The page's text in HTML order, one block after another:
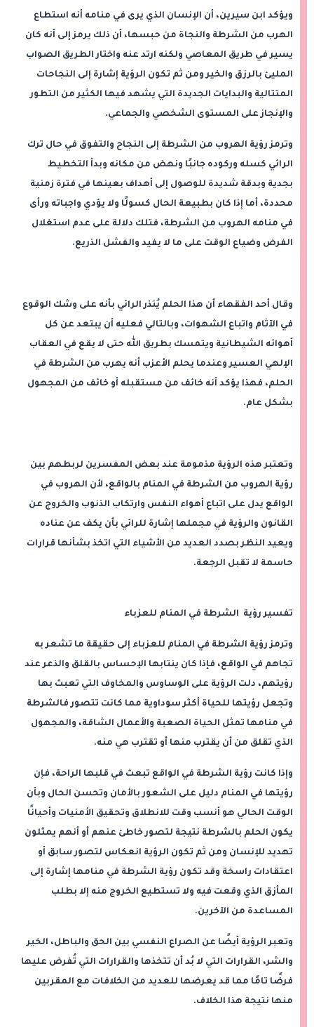
ويؤكد ابن سيرين، أن الإنسان الذي يرى في منامه أنه استطاع
الهرب من الشرطة والنجاة من حبسها، أن ذلك يرمز إلى أنه كان
يسير في طريق المعاصي ولكنه ارتد عنه واختار الطريق الصواب
المليئ بالرزق والخير ومن ثم تكون الرؤية إشارة إلى النجاحات
المتتالية والبدايات الجديدة التي يشهد فيها الكثير من التطور
والإنجاز على المستوى الشخصي والجماعي.
وترمز رؤية الهروب من الشرطة إلى النجاح والتفوق في حال ترك
الرائي كسله وركوده جانبًا ونهض من مكانه وبدأ التخطيط
بجدية وبدقة شديدة للوصول إلى أهداف بعينها في فترة زمنية
محددة، أما إذا كان بطبيعة الحال كسولًا ولا يؤدي واجباته ورأى
في منامه الهروب من الشرطة، فتلك دلالة على عدم استغلال
الفرض وضياع الوقت على ما لا يفيد والفشل الذريع.
وقال أحد الفقهاء أن هذا الحلم يُنذر الرائي بأنه على وشك الوقوع
في الآثام واتباع الشهوات، وبالتالي فعليه أن يبتعد عن كل
أهوائه الشيطانية ويتمسك بطريق الله حتى لا يقع في العقاب
الإلهي العسير وعندما يحلم الأعزب أنه يهرب من الشرطة في
الحلم، فهذا يؤكد أنه خائف من مستقبله أو خائف من المجهول
بشكل عام.
وتعتبر هذه الرؤية مذمومة عند بعض المفسرين لربطهم بين
رؤية الهروب من الشرطة في المنام بالواقع، لأن الهروب في
الواقع يدل على اتباع أهواء النفس وارتكاب الذنوب والخروج عن
القانون والرؤية في مجملها إشارة للرائي بأن يكف عن عناده
ويعيد النظر بصدد العديد من الأشياء التي اتخذ بشأنها قرارات
حاسمة لا تقبل الرجعة.
تفسير رؤية الشرطة في المنام للعزباء
وترمز رؤية الشرطة في المنام للعزباء إلى حقيقة ما تشعر به
تجاهم في الواقع، فإذا كان ينتابها الإحساس بالقلق والذعر عند
رؤيتهم، دلت الرؤية على الوساوس والمخاوف التي تعبث بها
وتجعل رؤيتها للحياة أكثر سوداوية مما كانت تتصور فالشرطة
في منامها تمثل الحياة الصعبة والأعمال الشاقة، والمجهول
الذي تقلق من أن يقترب منها أو تقترب هي منه.
وإذا كانت رؤية الشرطة في الواقع تبعث في قلبها الراحة، فإن
رؤيتها في المنام دليل على الشعور بالأمان وتحسن الحال وبأن
الوقت الحالي هو أنسب وقت للانطلاق وتحقيق الأمنيات وأحيانًا
يكون الحلم بالشرطة نتيجة لتصور خاطئ عنهم أو أنهم يمثلون
تهديد للإنسان ومن ثم تكون الرؤية انعكاس لتصور سابق أو
اعتقادات راسخة وقد تكون رؤية الشرطة في منامها إشارة إلى
المأزق الذي وقعت فيه ولا تستطيع الخروج منه إلا بطلب
المساعدة من الآخرين.
وتعبر الرؤية أيضًا عن الصراع النفسي بين الحق والباطل، الخير
والشر، القرارات التي لا بُد أن تتخذها والقرارات التي تُفرض عليها
فرضًا تامًا مما قد يعرضها للعديد من الخلافات مع المقربين
منها نتيجة هذا الخلاف.